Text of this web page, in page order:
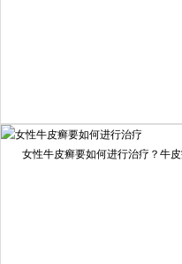
我要咨询 我要预约
女性牛皮癣要如何进行治疗？牛皮